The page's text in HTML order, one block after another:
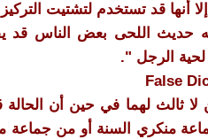
أنها قد تستخدم لتشتيت
حديث اللحى بعض الناس قد
لحية الرجل ".
لا ثالث لهما في حين أن
منكري السنة أو من